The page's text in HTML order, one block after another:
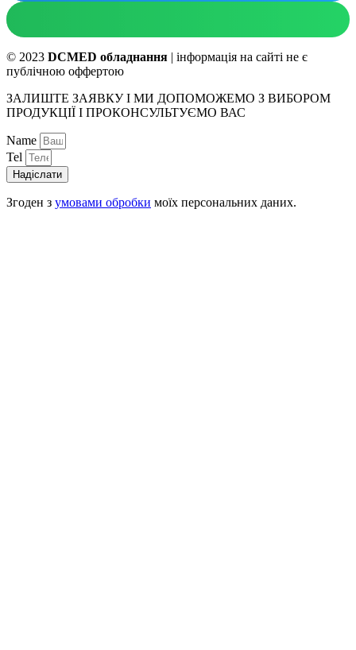
© 2023 DCMED обладнання | інформація на сайті не є
публічною оффертою
ЗАЛИШТЕ ЗАЯВКУ І МИ ДОПОМОЖЕМО З ВИБОРОМ
ПРОДУКЦІЇ І ПРОКОНСУЛЬТУЄМО ВАС
Name
Tel
Надіслати
Згоден з умовами обробки моїх персональних даних.